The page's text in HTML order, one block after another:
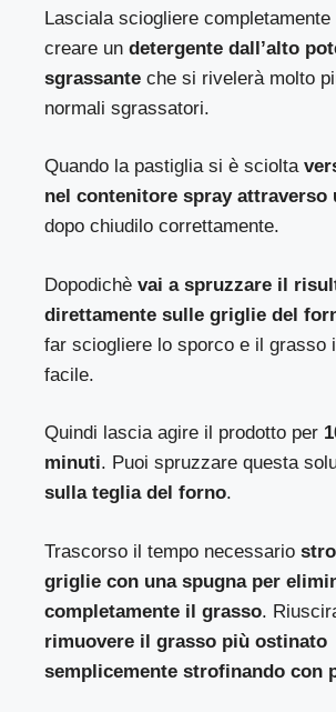
Lasciala sciogliere completamente
creare un detergente dall’alto
sgrassante che si rivelerà molto
normali sgrassatori.
Quando la pastiglia si è sciolta
nel contenitore spray attraverso
dopo chiudilo correttamente.
Dopodichè vai a spruzzare il
direttamente sulle griglie del
far sciogliere lo sporco e il grasso
facile.
Quindi lascia agire il prodotto per
minuti. Puoi spruzzare questa
sulla teglia del forno.
Trascorso il tempo necessario
griglie con una spugna per
completamente il grasso.
rimuovere il grasso più ostinato
semplicemente strofinando con